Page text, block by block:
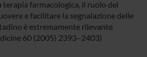
terapia farmacologica, il ruolo del
e facilitare la segnalazione delle
è estremamente rilevante
60 (2005) 2393–2403)